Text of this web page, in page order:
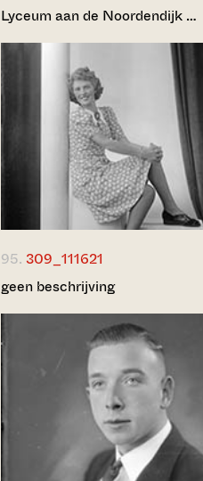
Lyceum aan de Noordendijk …
95. 309_111621
geen beschrijving